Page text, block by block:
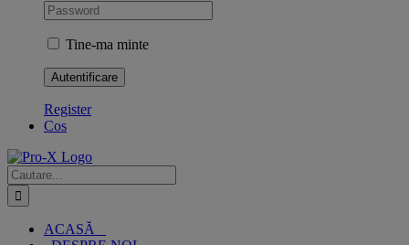
Tine-ma minte
Register
Cos
Cautare...
ACASĂ